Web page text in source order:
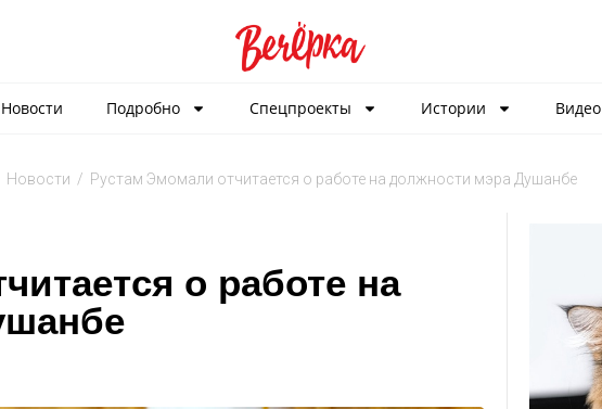
Новости Подробно Спецпроекты Истории Видео
Новости / Рустам Эмомали отчитается о работе на должности мэра Душанбе
о работе на